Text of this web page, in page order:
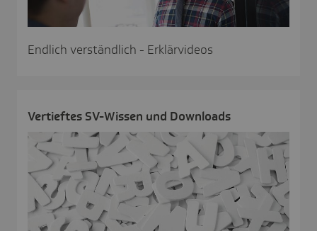
Endlich verständlich - Erklärvideos
Vertieftes SV-Wissen und Down­loads